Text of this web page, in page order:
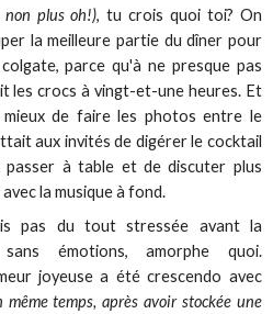
non plus oh!), tu crois quoi toi? On
la meilleure partie du dîner pour
parce qu'à ne presque pas
les crocs à vingt-et-une heures. Et
de faire les photos entre le
aux invités de digérer le cocktail
passer à table et de discuter plus
la musique à fond.
pas du tout stressée avant la
émotions, amorphe quoi.
joyeuse a été crescendo avec
même temps, après avoir stockée une